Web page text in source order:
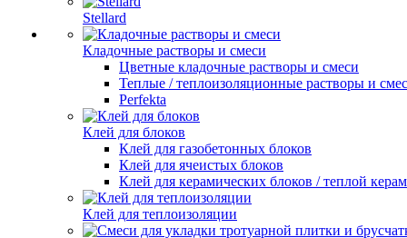
Stellard
Кладочные растворы и смеси
Цветные кладочные растворы и смеси
Теплые / теплоизоляционные растворы и
Perfekta
Клей для блоков
Клей для газобетонных блоков
Клей для ячеистых блоков
Клей для керамических блоков / теплой
Клей для теплоизоляции